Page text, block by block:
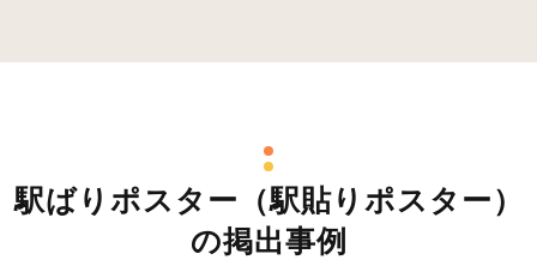
駅ばりポスター（駅貼りポスター）
の掲出事例